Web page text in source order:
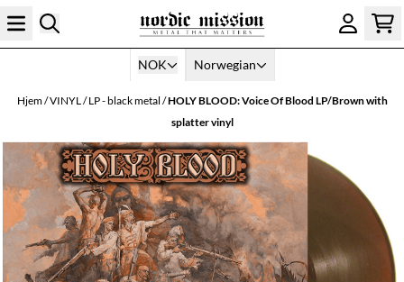
Hopp til innhold
NOK Norwegian
Hjem/VINYL/LP - black metal /HOLY BLOOD: Voice Of Blood LP/Brown with
splatter vinyl